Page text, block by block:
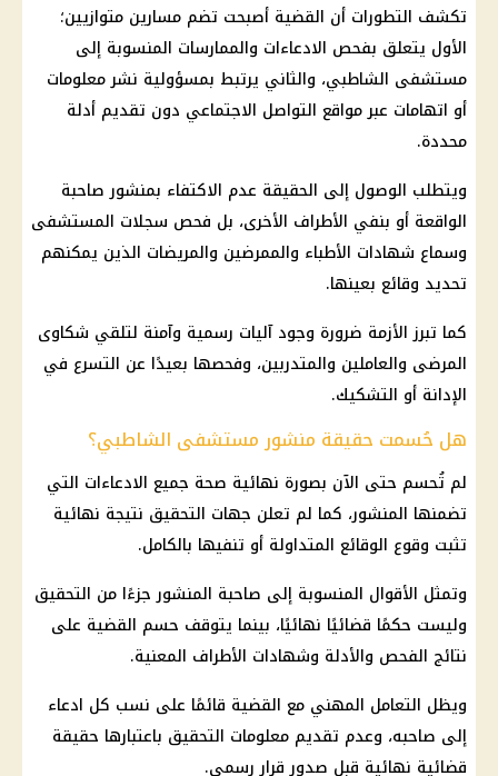
تكشف التطورات أن القضية أصبحت تضم مسارين متوازيين؛
الأول يتعلق بفحص الادعاءات والممارسات المنسوبة إلى
مستشفى الشاطبي، والثاني يرتبط بمسؤولية نشر معلومات
أو اتهامات عبر مواقع التواصل الاجتماعي دون تقديم أدلة
محددة.
ويتطلب الوصول إلى الحقيقة عدم الاكتفاء بمنشور صاحبة
الواقعة أو بنفي الأطراف الأخرى، بل فحص سجلات المستشفى
وسماع شهادات الأطباء والممرضين والمريضات الذين يمكنهم
تحديد وقائع بعينها.
كما تبرز الأزمة ضرورة وجود آليات رسمية وآمنة لتلقي شكاوى
المرضى والعاملين والمتدربين، وفحصها بعيدًا عن التسرع في
الإدانة أو التشكيك.
هل حُسمت حقيقة منشور مستشفى الشاطبي؟
لم تُحسم حتى الآن بصورة نهائية صحة جميع الادعاءات التي
تضمنها المنشور، كما لم تعلن جهات التحقيق نتيجة نهائية
تثبت وقوع الوقائع المتداولة أو تنفيها بالكامل.
وتمثل الأقوال المنسوبة إلى صاحبة المنشور جزءًا من التحقيق
وليست حكمًا قضائيًا نهائيًا، بينما يتوقف حسم القضية على
نتائج الفحص والأدلة وشهادات الأطراف المعنية.
ويظل التعامل المهني مع القضية قائمًا على نسب كل ادعاء
إلى صاحبه، وعدم تقديم معلومات التحقيق باعتبارها حقيقة
قضائية نهائية قبل صدور قرار رسمي.